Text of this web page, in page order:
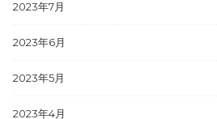
2023年7月
2023年6月
2023年5月
2023年4月